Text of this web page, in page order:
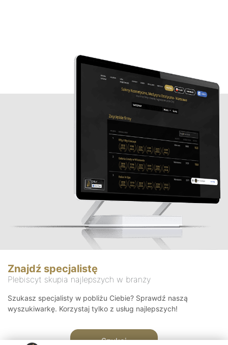
Znajdź specjalistę
Plebiscyt skupia najlepszych w branży
Szukasz specjalisty w pobliżu Ciebie? Sprawdź naszą
wyszukiwarkę. Korzystaj tylko z usług najlepszych!
Szukaj